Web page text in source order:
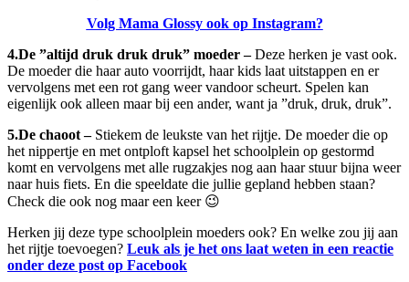
Volg Mama Glossy ook op Instagram?
4.De ”altijd druk druk druk” moeder –Deze herken je vast ook.
De moeder die haar auto voorrijdt, haar kids laat uitstappen en er
vervolgens met een rot gang weer vandoor scheurt. Spelen kan
eigenlijk ook alleen maar bij een ander, want ja ”druk, druk, druk”.
5.De chaoot –Stiekem de leukste van het rijtje. De moeder die op
het nippertje en met ontploft kapsel het schoolplein op gestormd
komt en vervolgens met alle rugzakjes nog aan haar stuur bijna weer
naar huis fiets. En die speeldate die jullie gepland hebben staan?
Check die ook nog maar een keer 😉
Herken jij deze type schoolplein moeders ook? En welke zou jij aan
het rijtje toevoegen? Leuk als je het ons laat weten in een reactie
onder deze post op Facebook